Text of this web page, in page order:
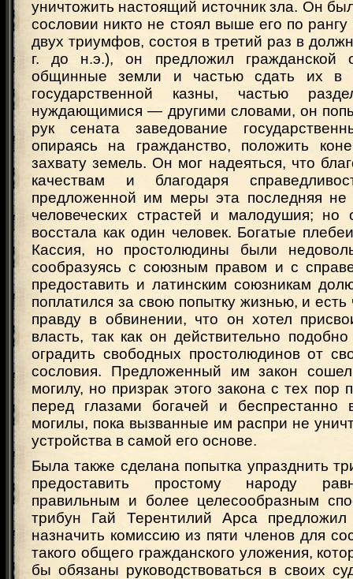
уничтожить настоящий источник зла. Он
сословии никто не стоял выше его по
двух триумфов, состоя в третий раз в
г. до н.э.), он предложил гражданской
общинные земли и частью сдать их в
государственной казны, частью
нуждающимися — другими словами, он
рук сената заведование
опираясь на гражданство, положить
захвату земель. Он мог надеяться, что
качествам и благодаря
предложенной им меры эта последняя не
человеческих страстей и малодушия; но
восстала как один человек. Богатые
Кассия, но простолюдины были
сообразуясь с союзным правом и с
предоставить и латинским союзникам
поплатился за свою попытку жизнью, и
правду в обвинении, что он хотел
власть, так как он действительно
оградить свободных простолюдинов от
сословия. Предложенный им закон
могилу, но призрак этого закона с тех пор
перед глазами богачей и беспрестанно
могилы, пока вызванные им распри не
устройства в самой его основе.
Была также сделана попытка упразднить
предоставить простому народу
правильным и более целесообразным
трибун Гай Терентилий Арса
назначить комиссию из пяти членов для
такого общего гражданского уложения,
бы обязаны руководствоваться в своих